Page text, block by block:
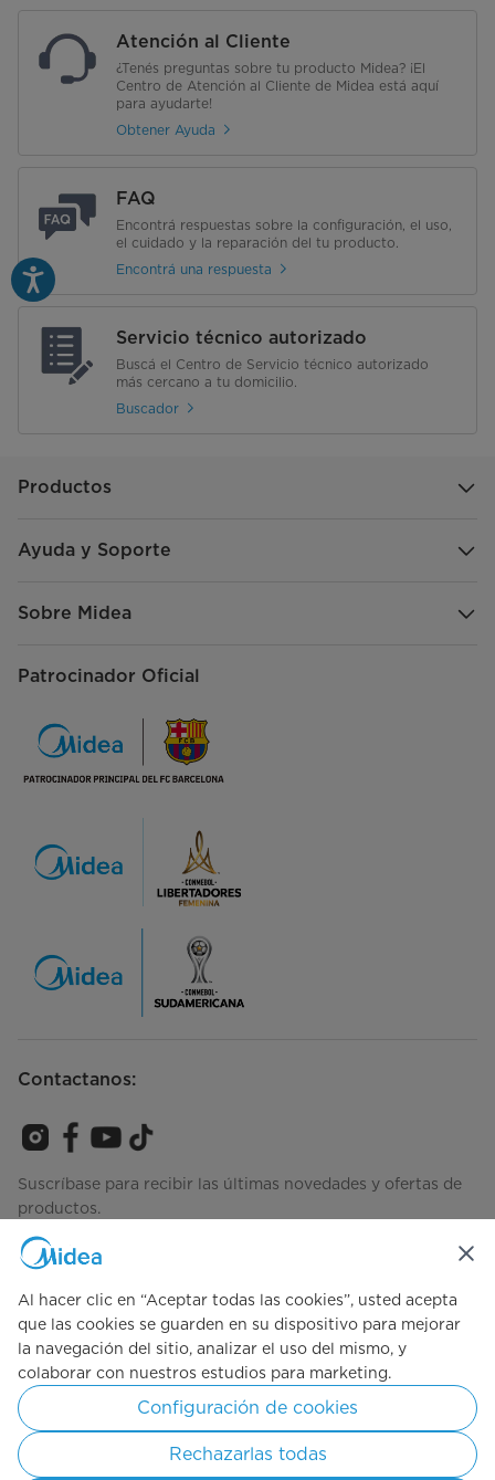
Atención al Cliente
¿Tenés preguntas sobre tu producto Midea? ¡El
Centro de Atención al Cliente de Midea está aquí
para ayudarte!
Obtener Ayuda
FAQ
Encontrá respuestas sobre la configuración, el uso,
el cuidado y la reparación del tu producto.
Encontrá una respuesta
Servicio técnico autorizado
Buscá el Centro de Servicio técnico autorizado
más cercano a tu domicilio.
Buscador
Productos
Ayuda y Soporte
Sobre Midea
Patrocinador Oficial
Contactanos:
Suscríbase para recibir las últimas novedades y ofertas de
productos.
Consulta cómo gestionamos tus datos Términos de Uso
Simply ideal
Copyright © 2025 Midea, todos los Derechos reservados.
Al hacer clic en “Aceptar todas las cookies”, usted acepta
que las cookies se guarden en su dispositivo para mejorar
la navegación del sitio, analizar el uso del mismo, y
colaborar con nuestros estudios para marketing.
Configuración de cookies
Rechazarlas todas